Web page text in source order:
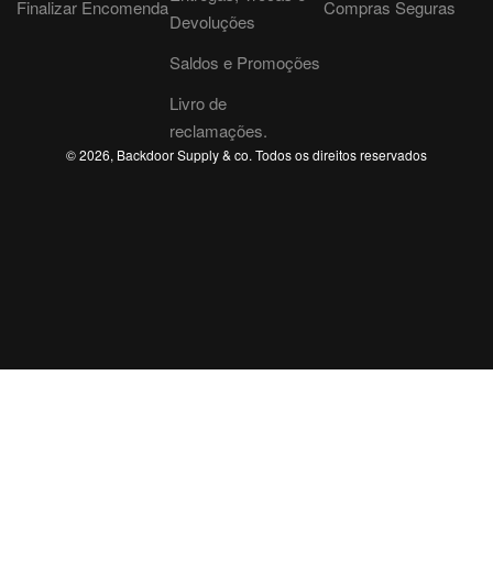
Finalizar Encomenda
Devoluções
Saldos e Promoções
Livro de
reclamações.
Compras Seguras
© 2026, Backdoor Supply & co. Todos os direitos reservados